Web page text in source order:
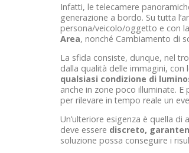
Infatti, le telecamere
generazione a bordo. Su tutta
persona/veicolo/oggetto e con
Area, nonché Cambiamento di
La sfida consiste, dunque, nel
dalla qualità delle immagini, con
qualsiasi condizione di
anche in zone poco illuminate. E
per rilevare in tempo reale un
Un’ulteriore esigenza è quella di
deve essere discreto,
soluzione possa conseguire i